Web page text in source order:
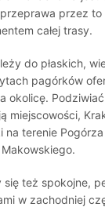
przez
całej trasy.
do płaskich,
pagórków
okolicę.
miejscowości,
terenie
się też spokojne,
w zachodniej